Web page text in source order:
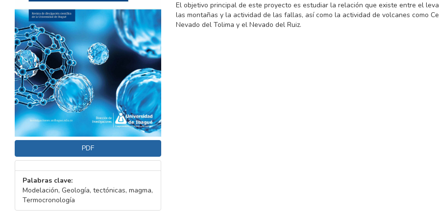
PDF
Palabras clave:
Modelación, Geología, tectónicas, magma,
Termocronología
El objetivo principal de este proyecto es estudiar la relación que existe entre el
las montañas y la actividad de las fallas, así como la actividad de volcanes como
Nevado del Tolima y el Nevado del Ruiz.